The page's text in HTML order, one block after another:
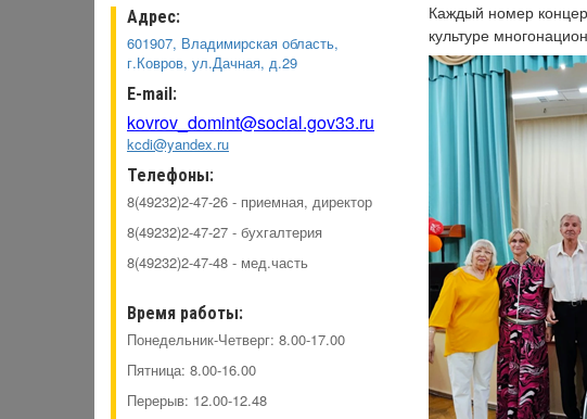
Адрес:
601907, Владимирская область,
г.Ковров, ул.Дачная, д.29
E-mail:
kovrov_domint@social.gov33.ru
kcdi@yandex.ru
Телефоны:
8(49232)2-47-26 - приемная, директор
8(49232)2-47-27 - бухгалтерия
8(49232)2-47-48 - мед.часть
Время работы:
Понедельник-Четверг: 8.00-17.00
Пятница: 8.00-16.00
Перерыв: 12.00-12.48
Каждый номер
культуре